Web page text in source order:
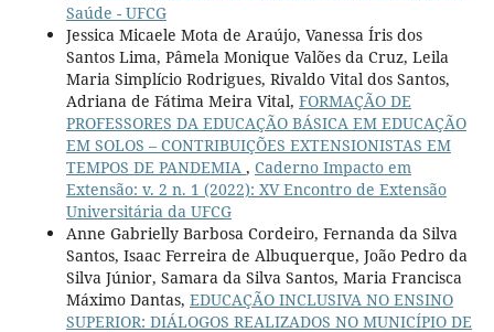
Saúde - UFCG
Jessica Micaele Mota de Araújo, Vanessa Íris dos
Santos Lima, Pâmela Monique Valões da Cruz, Leila
Maria Simplício Rodrigues, Rivaldo Vital dos Santos,
Adriana de Fátima Meira Vital, FORMAÇÃO DE
PROFESSORES DA EDUCAÇÃO BÁSICA EM EDUCAÇÃO
EM SOLOS – CONTRIBUIÇÕES EXTENSIONISTAS EM
TEMPOS DE PANDEMIA , Caderno Impacto em
Extensão: v. 2 n. 1 (2022): XV Encontro de Extensão
Universitária da UFCG
Anne Gabrielly Barbosa Cordeiro, Fernanda da Silva
Santos, Isaac Ferreira de Albuquerque, João Pedro da
Silva Júnior, Samara da Silva Santos, Maria Francisca
Máximo Dantas, EDUCAÇÃO INCLUSIVA NO ENSINO
SUPERIOR: DIÁLOGOS REALIZADOS NO MUNICÍPIO DE